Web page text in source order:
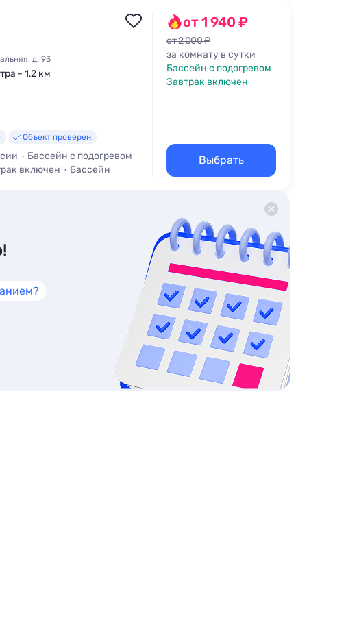
д. 93
- 1,2 км
Объект проверен
Бассейн с подогревом
включен Бассейн
от 1 940 ₽
от 2 000 ₽
за комнату в сутки
Бассейн с подогревом
Завтрак включен
Выбрать